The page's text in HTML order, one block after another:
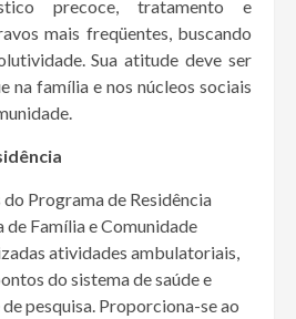
precoce, tratamento e
mais freqüentes, buscando
Sua atitude deve ser
na família e nos núcleos sociais
Programa de Residência
Família e Comunidade
atividades ambulatoriais,
do sistema de saúde e
pesquisa. Proporciona-se ao